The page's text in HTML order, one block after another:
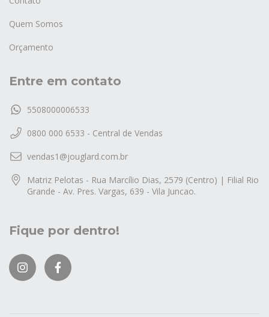
Quem Somos
Orçamento
Entre em contato
5508000006533
0800 000 6533 - Central de Vendas
vendas1@jouglard.com.br
Matriz Pelotas - Rua Marcílio Dias, 2579 (Centro) | Filial Rio
Grande - Av. Pres. Vargas, 639 - Vila Juncao.
Fique por dentro!